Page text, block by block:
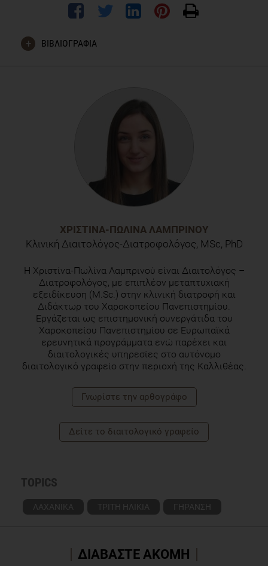
ΒΙΒΛΙΟΓΡΑΦΙΑ
Population, Journal of the American College of Nutrition, DOI:
10.1080/07315724.2018.1563002
ΧΡΙΣΤΊΝΑ-ΠΩΛΊΝΑ ΛΑΜΠΡΙΝΟΎ
Κλινική Διαιτολόγος-Διατροφολόγος, MSc, PhD
H Χριστίνα-Πωλίνα Λαμπρινού είναι Διαιτολόγος –
Διατροφολόγος, με επιπλέον μεταπτυχιακή
εξειδίκευση (M.Sc.) στην κλινική διατροφή και
Διδάκτωρ του Χαροκοπείου Πανεπιστημίου.
Εργάζεται ως επιστημονική συνεργάτιδα του
Χαροκοπείου Πανεπιστημίου σε Ευρωπαϊκά
ερευνητικά προγράμματα ενώ παρέχει και
διαιτολογικές υπηρεσίες στο αυτόνομο
διαιτολογικό γραφείο στην περιοχή της Καλλιθέας.
Γνωρίστε την αρθογράφο
Δείτε το διαιτολογικό γραφείο
TOPICS
ΛΑΧΑΝΙΚΑ ΤΡΙΤΗ ΗΛΙΚΙΑ ΓΗΡΑΝΣΗ
ΔΙΑΒΑΣΤΕ ΑΚΟΜΗ